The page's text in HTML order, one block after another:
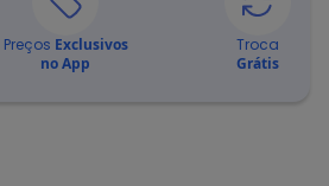
Preços Exclusivos
no App
Troca
Grátis